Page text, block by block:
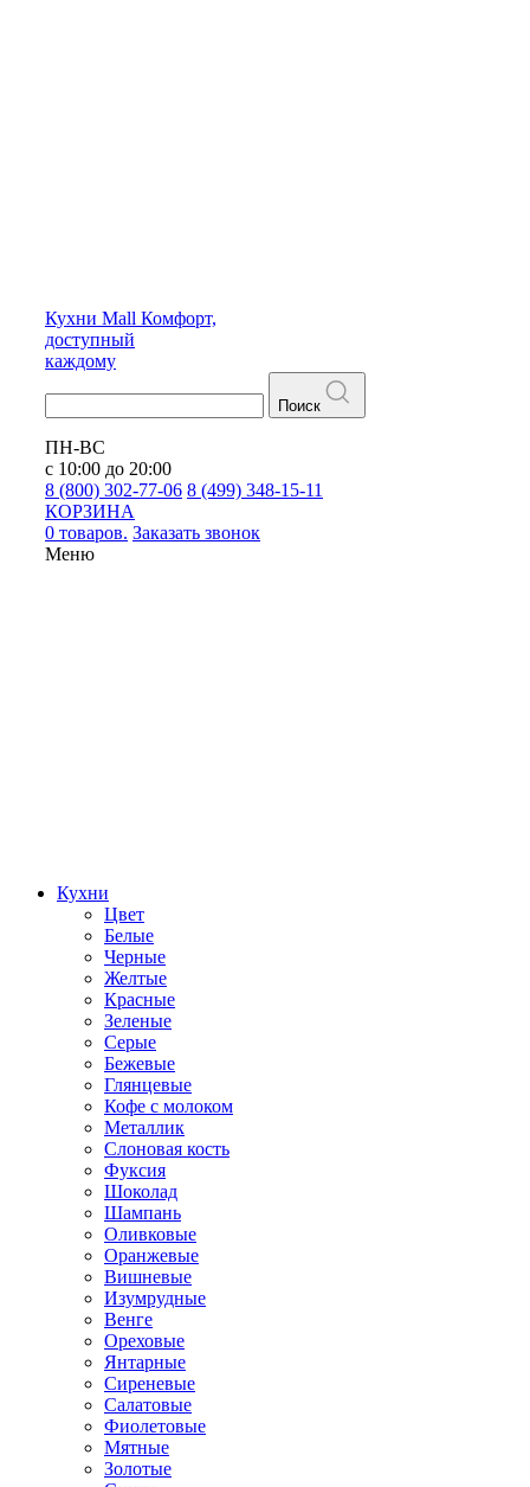
Кухни Mall Комфорт,
доступный
каждому
Поиск
ПН-ВС
с 10:00 до 20:00
8 (800) 302-77-06 8 (499) 348-15-11
КОРЗИНА
0 товаров. Заказать звонок
Меню
Кухни
Цвет
Белые
Черные
Желтые
Красные
Зеленые
Серые
Бежевые
Глянцевые
Кофе с молоком
Металлик
Слоновая кость
Фуксия
Шоколад
Шампань
Оливковые
Оранжевые
Вишневые
Изумрудные
Венге
Ореховые
Янтарные
Сиреневые
Салатовые
Фиолетовые
Мятные
Золотые